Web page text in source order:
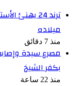
ترند 24
ميلاده
منذ 7 دقائق
بكفر الشيخ
منذ 22 ساعة